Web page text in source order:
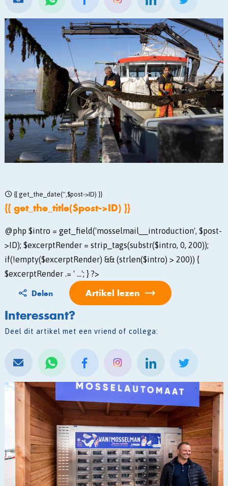
{{ get_the_date('',$post->ID) }}
{{ get_the_title($post->ID) }}
@php $intro = get_field('mosselmail__introduction', $post-
>ID); $excerptRender = strip_tags(substr($intro, 0, 200));
if(!empty($excerptRender) && (strlen($intro) > 200)) {
$excerptRender .= ' ...'; } ?>
Delen Artikel lezen
Interessant?
Deel dit artikel met een vriend of collega: